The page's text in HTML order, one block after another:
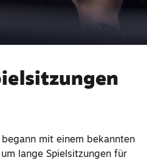
mit einem bekannten
lange Spielsitzungen für